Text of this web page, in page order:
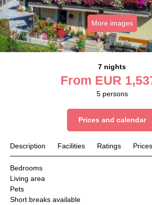
More images
7 nights
From EUR
5 persons
Prices and calendar
Description Facilities Ratings Prices
Bedrooms
Living area
Pets
Short breaks available